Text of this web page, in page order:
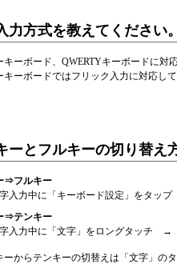
力方式を教えてください。
キーボード、QWERTYキーボードに対
キーボードではフリック入力に対応し
ーとフルキーの切り替え
⇒フルキー
入力中に「キーボード設定」をタ
⇒テンキー
入力中に「文字」をロングタッチ
ーからテンキーの切替えは「文字」の